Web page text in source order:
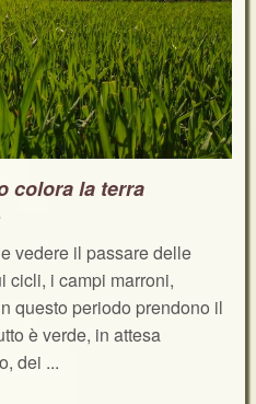
colora la terra
vedere il passare delle
cicli, i campi marroni,
questo periodo prendono il
è verde, in attesa
dei ...